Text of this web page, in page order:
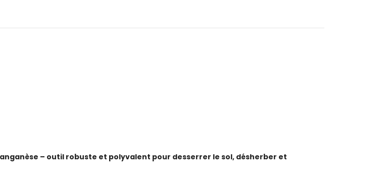
– outil robuste et polyvalent pour desserrer le sol, désherber et